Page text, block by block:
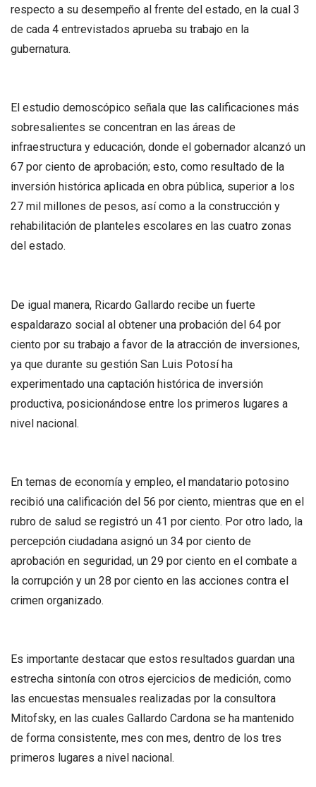
respecto a su desempeño al frente del estado, en la cual 3
de cada 4 entrevistados aprueba su trabajo en la
gubernatura.
El estudio demoscópico señala que las calificaciones más
sobresalientes se concentran en las áreas de
infraestructura y educación, donde el gobernador alcanzó un
67 por ciento de aprobación; esto, como resultado de la
inversión histórica aplicada en obra pública, superior a los
27 mil millones de pesos, así como a la construcción y
rehabilitación de planteles escolares en las cuatro zonas
del estado.
De igual manera, Ricardo Gallardo recibe un fuerte
espaldarazo social al obtener una probación del 64 por
ciento por su trabajo a favor de la atracción de inversiones,
ya que durante su gestión San Luis Potosí ha
experimentado una captación histórica de inversión
productiva, posicionándose entre los primeros lugares a
nivel nacional.
En temas de economía y empleo, el mandatario potosino
recibió una calificación del 56 por ciento, mientras que en el
rubro de salud se registró un 41 por ciento. Por otro lado, la
percepción ciudadana asignó un 34 por ciento de
aprobación en seguridad, un 29 por ciento en el combate a
la corrupción y un 28 por ciento en las acciones contra el
crimen organizado.
Es importante destacar que estos resultados guardan una
estrecha sintonía con otros ejercicios de medición, como
las encuestas mensuales realizadas por la consultora
Mitofsky, en las cuales Gallardo Cardona se ha mantenido
de forma consistente, mes con mes, dentro de los tres
primeros lugares a nivel nacional.